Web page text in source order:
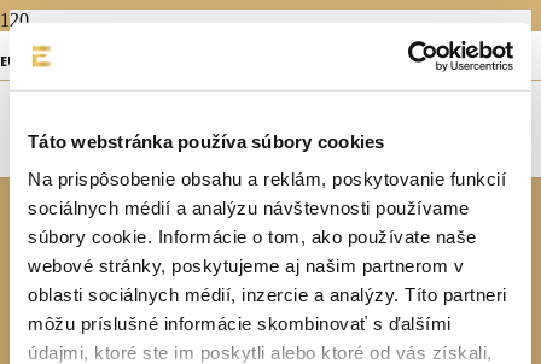
Táto webstránka používa súbory cookies
Na prispôsobenie obsahu a reklám, poskytovanie funkcií
sociálnych médií a analýzu návštevnosti používame
súbory cookie. Informácie o tom, ako používate naše
webové stránky, poskytujeme aj našim partnerom v
oblasti sociálnych médií, inzercie a analýzy. Títo partneri
môžu príslušné informácie skombinovať s ďalšími
údajmi, ktoré ste im poskytli alebo ktoré od vás získali,
EUROMOTOR Banská Bystrica
JAZDENÉ VOZIDLÁ
EUROMOTOR Banská Bystrica Vám ponúka širokú paletu
vozidiel všetkých značiek. V ponuke máme osobné aj úžitkové
vozidlá, rôzne druhy pohonov – od klasických vznetových a
zážihových motorov až po elektrické, plug-in-hybridné, CNG a
LPG, SUV vozidlá, s pohonom oboch náprav. Na jednom mieste
nájdete najširšiu ponuku vozidiel v rámci regiónu. Naši spokojní
zákazníci pochádzajú z celého Slovenska a brázdia cesty naprieč
celou Európou. Kedykoľvek si viete vybrať z množstva
zvýhodnených akciových ponúk vozidiel, stačí nás už len osloviť.
Zobraziť viac Skryť
Vyhľadajte vozidlo